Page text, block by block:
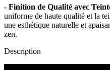
- Finition de Qualité avec
uniforme de haute qualité et la
une esthétique naturelle et
zen.
Description